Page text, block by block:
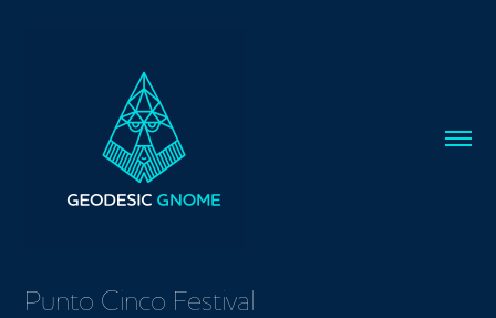
Punto Cinco Festival